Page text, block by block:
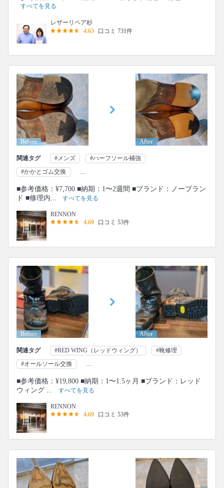
すべてを見る
レザーリペア杉
4.63
口コミ 731件
Before After
関連タグ #メンズ
#ハーフソール補強
#かかとゴム交換
...
■参考価格：¥7,700 ■納期：1〜2週間 ■ブランド：ノーブラン
ド ■修理内...
すべてを見る
RENNON
4.69
口コミ 53件
Before After
関連タグ #RED WING（レッドウィング）
#靴修理
#オールソール交換
...
■参考価格：¥19,800 ■納期：1〜1.5ヶ月 ■ブランド：レッド
ウィング ...
すべてを見る
RENNON
4.69
口コミ 53件